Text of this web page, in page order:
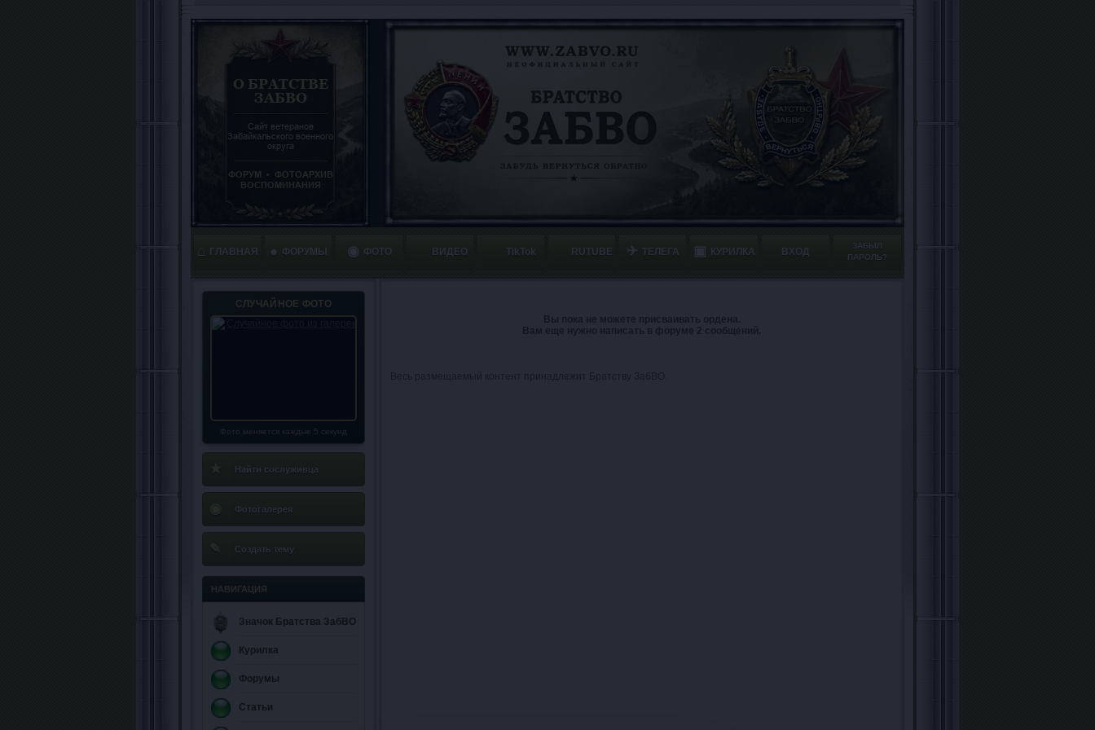
⌂ ГЛАВНАЯ ● ФОРУМЫ ◉ ФОТО ВИДЕО TikTok RUTUBE ✈ ТЕЛЕГА ▣ КУРИЛКА ВХОД
ЗАБЫЛ
ПАРОЛЬ?
СЛУЧАЙНОЕ ФОТО
Фото меняется каждые 5 секунд
★ Найти сослуживца
Фотогалерея
✎ Создать тему
НАВИГАЦИЯ
Значок Братства ЗабВО
Курилка
Форумы
Статьи